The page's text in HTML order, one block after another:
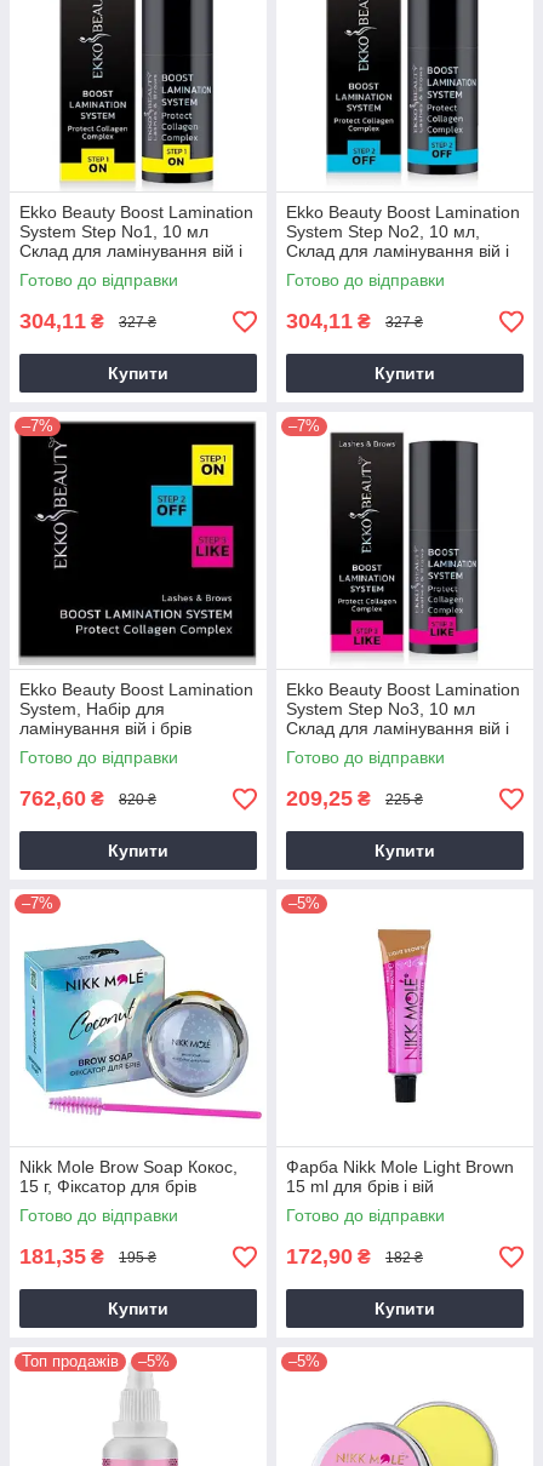
Ekko Beauty Boost Lamination
System Step No1, 10 мл
Склад для ламінування вій і
брів
Готово до відправки
304,11 ₴ 327 ₴
Купити
Ekko Beauty Boost Lamination
System Step No2, 10 мл,
Склад для ламінування вій і
брів
Готово до відправки
304,11 ₴ 327 ₴
Купити
–7%
Ekko Beauty Boost Lamination
System, Набір для
ламінування вій і брів
Готово до відправки
762,60 ₴ 820 ₴
Купити
–7%
Ekko Beauty Boost Lamination
System Step No3, 10 мл
Склад для ламінування вій і
брів
Готово до відправки
209,25 ₴ 225 ₴
Купити
–7%
Nikk Mole Brow Soap Кокос,
15 г, Фіксатор для брів
Готово до відправки
181,35 ₴ 195 ₴
Купити
–5%
Фарба Nikk Mole Light Brown
15 ml для брів і вій
Готово до відправки
172,90 ₴ 182 ₴
Купити
Топ продажів –5% –5%